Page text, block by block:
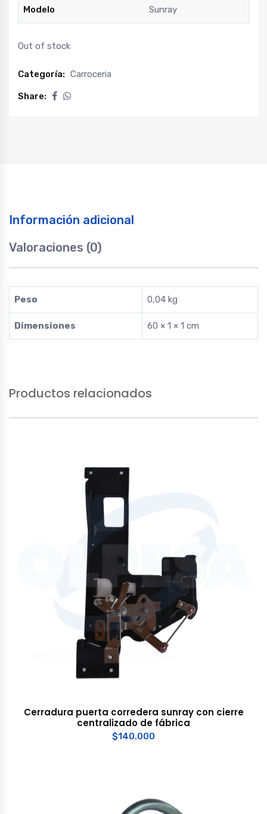
Modelo Sunray
Out of stock
Categoría: Carroceria
Share:
Información adicional
Valoraciones (0)
Peso 0,04 kg
Dimensiones 60 × 1 × 1 cm
Productos relacionados
Cerradura puerta corredera sunray con cierre
centralizado de fábrica
$140.000